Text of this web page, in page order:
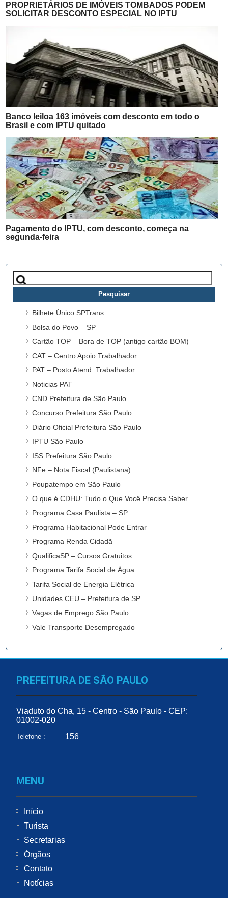
PROPRIETÁRIOS DE IMÓVEIS TOMBADOS PODEM
SOLICITAR DESCONTO ESPECIAL NO IPTU
Banco leiloa 163 imóveis com desconto em todo o
Brasil e com IPTU quitado
Pagamento do IPTU, com desconto, começa na
segunda-feira
Pesquisar
por:
Bilhete Único SPTrans
Bolsa do Povo – SP
Cartão TOP – Bora de TOP (antigo cartão BOM)
CAT – Centro Apoio Trabalhador
PAT – Posto Atend. Trabalhador
Noticias PAT
CND Prefeitura de São Paulo
Concurso Prefeitura São Paulo
Diário Oficial Prefeitura São Paulo
IPTU São Paulo
ISS Prefeitura São Paulo
NFe – Nota Fiscal (Paulistana)
Poupatempo em São Paulo
O que é CDHU: Tudo o Que Você Precisa Saber
Programa Casa Paulista – SP
Programa Habitacional Pode Entrar
Programa Renda Cidadã
QualificaSP – Cursos Gratuitos
Programa Tarifa Social de Água
Tarifa Social de Energia Elétrica
Unidades CEU – Prefeitura de SP
Vagas de Emprego São Paulo
Vale Transporte Desempregado
PREFEITURA DE SÃO PAULO
Viaduto do Cha, 15 - Centro - São Paulo - CEP:
01002-020
Telefone : 156
MENU
Início
Turista
Secretarias
Órgãos
Contato
Notícias